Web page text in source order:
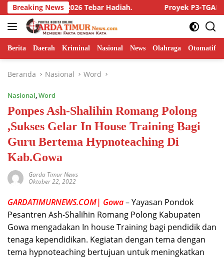
Langsung
ke
konten
Breaking News
2026 Tebar Hadiah. Proyek P3-TGAI Rp195 Juta
Berita Daerah Kriminal Nasional News Olahraga Otomatif
Beranda Nasional Word
Nasional,Word
Ponpes Ash-Shalihin Romang Polong
,Sukses Gelar In House Training Bagi
Guru Bertema Hypnoteaching Di
Kab.Gowa
Garda Timur News
Oktober 22, 2022
GARDATIMURNEWS.COM| Gowa– Yayasan Pondok
Pesantren Ash-Shalihin Romang Polong Kabupaten
Gowa mengadakan In house Training bagi pendidik dan
tenaga kependidikan. Kegiatan dengan tema dengan
tema hypnoteaching bertujuan untuk meningkatkan